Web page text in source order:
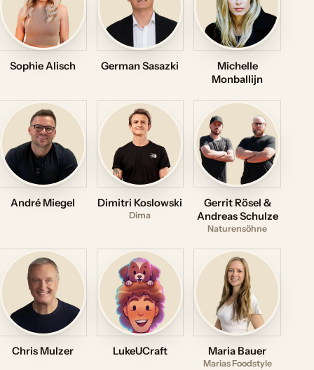
Sophie Alisch German Sasazki
Michelle
Monballijn
André Miegel Dimitri Koslowski
Dima
Gerrit Rösel &
Andreas Schulze
Naturensöhne
Chris Mulzer LukeUCraft Maria Bauer
Marias Foodstyle